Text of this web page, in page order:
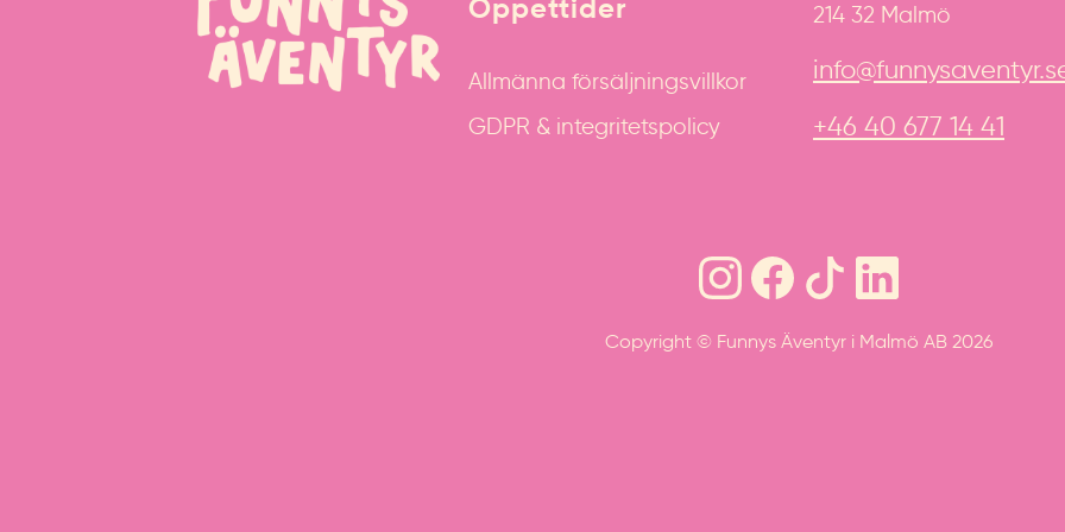
Öppettider
Allmänna försäljningsvillkor
GDPR & integritetspolicy
214 32 Malmö
+46 40 677 14 41
Copyright © Funnys Äventyr i Malmö AB 2026